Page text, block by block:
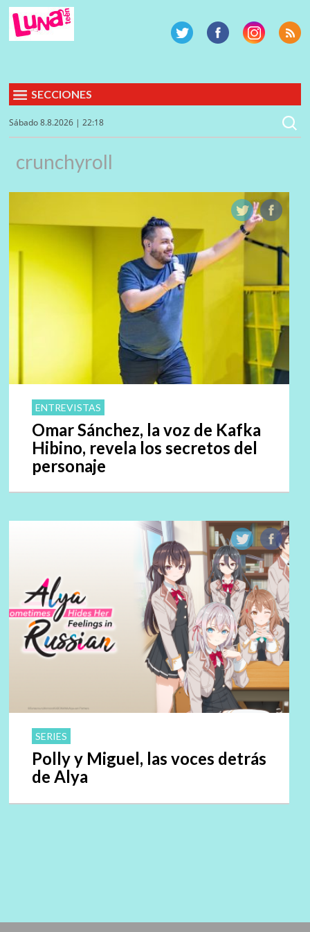
SECCIONES
Sábado 8.8.2026 | 22:18
crunchyroll
ENTREVISTAS
Omar Sánchez, la voz de Kafka
Hibino, revela los secretos del
personaje
SERIES
Polly y Miguel, las voces detrás
de Alya